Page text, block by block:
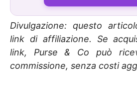
Divulgazione: questo
link di affiliazione. Se
link, Purse & Co può
commissione, senza costi